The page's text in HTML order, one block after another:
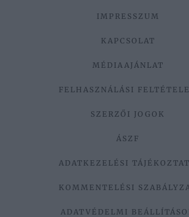
IMPRESSZUM
KAPCSOLAT
MÉDIAAJÁNLAT
FELHASZNÁLÁSI
SZERZŐI JOGOK
ÁSZF
ADATKEZELÉSI
KOMMENTELÉSI
ADATVÉDELMI